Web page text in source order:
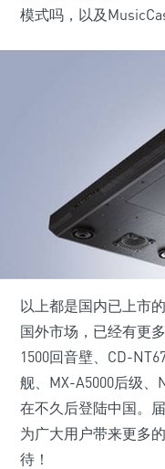
模式吗，以及
以上都是国内已上市
国外市场，已经有更
1500回音壁、CD-
舰、MX-A5000后级
在不久后登陆中国。
为广大用户带来更多
待！